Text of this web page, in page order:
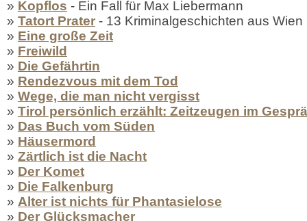
» Kopflos - Ein Fall für Max Liebermann
» Tatort Prater - 13 Kriminalgeschichten aus Wien
» Eine große Zeit
» Freiwild
» Die Gefährtin
» Rendezvous mit dem Tod
» Wege, die man nicht vergisst
» Tirol persönlich erzählt: Zeitzeugen im
» Das Buch vom Süden
» Häusermord
» Zärtlich ist die Nacht
» Der Komet
» Die Falkenburg
» Alter ist nichts für Phantasielose
» Der Glücksmacher